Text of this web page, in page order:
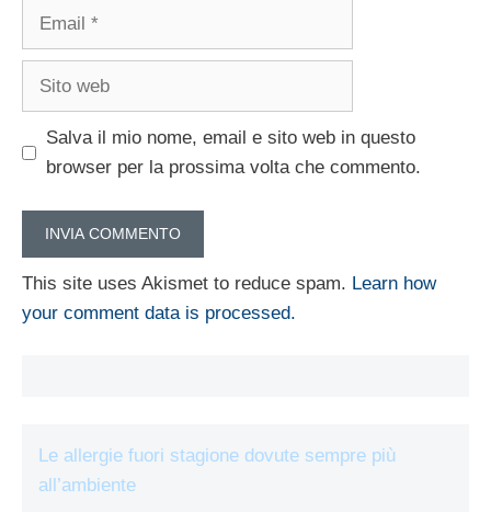
Email
Sito
Salva il mio nome, email e sito web in questo
browser per la prossima volta che commento.
This site uses Akismet to reduce spam. Learn how
your comment data is processed.
Le allergie fuori stagione dovute sempre più
all’ambiente